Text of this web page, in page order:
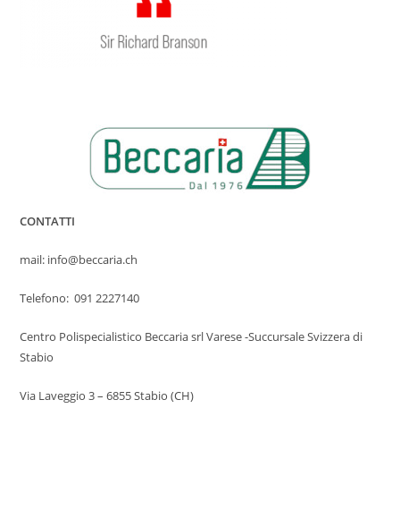
CONTATTI
mail: info@beccaria.ch
Telefono: 091 2227140
Centro Polispecialistico Beccaria srl Varese -Succursale Svizzera di
Stabio
Via Laveggio 3 – 6855 Stabio (CH)